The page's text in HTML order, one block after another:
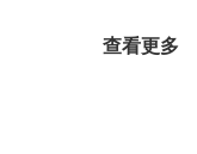
查看更多